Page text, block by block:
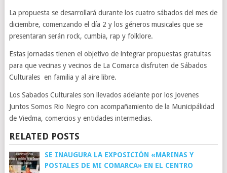
La propuesta se desarrollará durante los cuatro sábados del mes de
diciembre, comenzando el día 2 y los géneros musicales que se
presentaran serán rock, cumbia, rap y folklore.
Estas jornadas tienen el objetivo de integrar propuestas gratuitas
para que vecinas y vecinos de La Comarca disfruten de Sábados
Culturales en familia y al aire libre.
Los Sabados Culturales son llevados adelante por los Jovenes
Juntos Somos Rio Negro con acompañamiento de la Municipálidad
de Viedma, comercios y entidades intermedias.
RELATED POSTS
SE INAUGURA LA EXPOSICIÓN «MARINAS Y
POSTALES DE MI COMARCA» EN EL CENTRO